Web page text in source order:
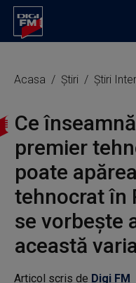
Acasa Știri Știri
Ce
premier
poate
tehnocrat în
se vorbește
această
Articol scris de Digi FM